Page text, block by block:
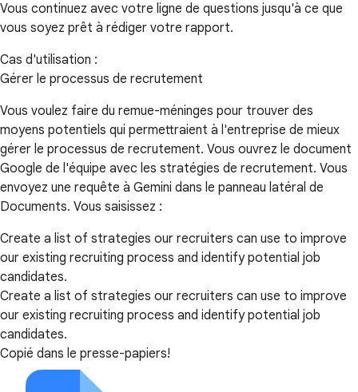
Vous continuez avec votre ligne de questions jusqu'à ce que
vous soyez prêt à rédiger votre rapport.
Cas d'utilisation :
Gérer le processus de recrutement
Vous voulez faire du remue-méninges pour trouver des
moyens potentiels qui permettraient à l'entreprise de mieux
gérer le processus de recrutement. Vous ouvrez le document
Google de l'équipe avec les stratégies de recrutement. Vous
envoyez une requête à Gemini dans le panneau latéral de
Documents. Vous saisissez :
Create a list of strategies our recruiters can use to improve
our existing recruiting process and identify potential job
candidates.
Create a list of strategies our recruiters can use to improve
our existing recruiting process and identify potential job
candidates.
Copié dans le presse-papiers!